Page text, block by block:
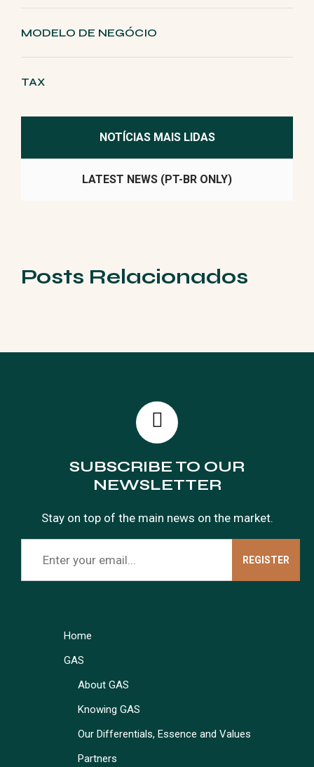
MODELO DE NEGÓCIO
TAX
NOTÍCIAS MAIS LIDAS
LATEST NEWS (PT-BR ONLY)
Posts Relacionados
SUBSCRIBE TO OUR
NEWSLETTER
Stay on top of the main news on the market.
Home
GAS
About GAS
Knowing GAS
Our Differentials, Essence and Values
Partners